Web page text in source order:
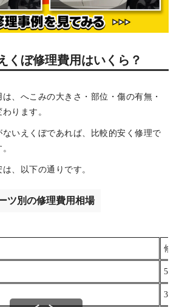
くぼ修理費用はいくら？
、へこみの大きさ・部位・傷の有無・
ります。
いえくぼであれば、比較的安く修理で
、以下の通りです。
ツ別の修理費用相場
修